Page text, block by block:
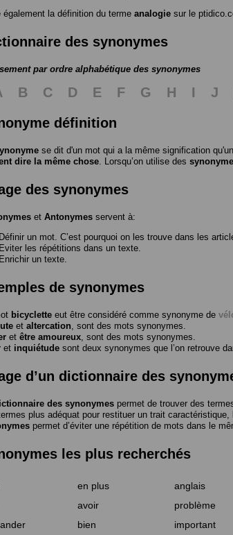
également la définition du terme analogie sur le
des synonymes
par ordre alphabétique des synonymes
B C D E F G H I J
définition
se dit d'un mot qui a la même signification
dire la même chose. Lorsqu’on utilise des
des synonymes
et Antonymes servent à:
Définir un mot. C’est pourquoi on les trouve dans les
Eviter les répétitions dans un texte.
Enrichir un texte.
de synonymes
bicyclette eut être considéré comme synonyme de
et altercation, sont des mots synonymes.
et être amoureux, sont des mots synonymes.
et inquiétude sont deux synonymes que l’on retrouve
d’un dictionnaire des
des synonymes permet de trouver des
plus adéquat pour restituer un trait
permet d’éviter une répétition de mots dans le
les plus recherchés
en plus anglais
avoir problème
bien important